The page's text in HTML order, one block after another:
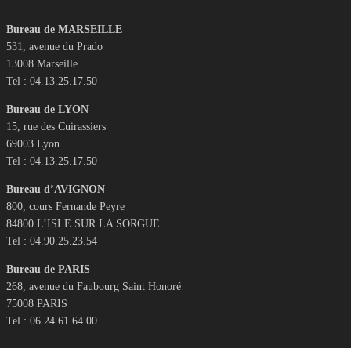
Bureau de MARSEILLE
531, avenue du Prado
13008 Marseille
Tel : 04.13.25.17.50
Bureau de LYON
15, rue des Cuirassiers
69003 Lyon
Tel : 04.13.25.17.50
Bureau d’AVIGNON
800, cours Fernande Peyre
84800 L’ISLE SUR LA SORGUE
Tel : 04.90.25.23.54
Bureau de PARIS
268, avenue du Faubourg Saint Honoré
75008 PARIS
Tel : 06.24.61.64.00